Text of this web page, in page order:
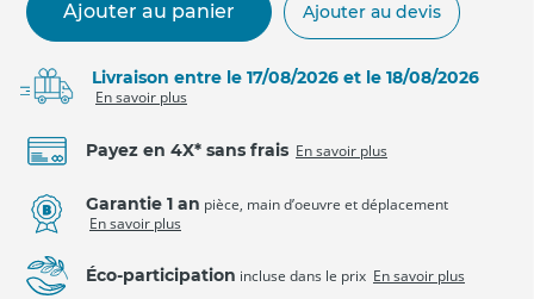
Ajouter au panier Ajouter au devis
Livraison entre le 17/08/2026 et le 18/08/2026
En savoir plus
Payez en 4X* sans frais En savoir plus
Garantie 1 an pièce, main d’oeuvre et déplacement
En savoir plus
Éco-participation incluse dans le prix En savoir plus